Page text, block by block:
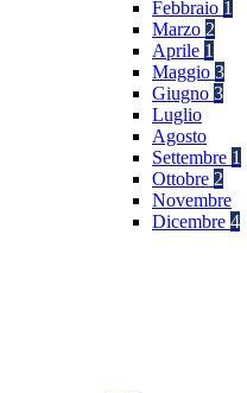
Febbraio 1
Marzo 2
Aprile 1
Maggio 3
Giugno 3
Luglio
Agosto
Settembre 1
Ottobre 2
Novembre
Dicembre 4